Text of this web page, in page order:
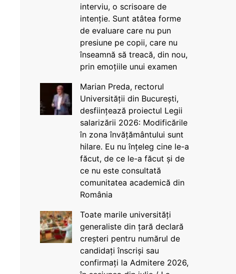
interviu, o scrisoare de
intenție. Sunt atâtea forme
de evaluare care nu pun
presiune pe copii, care nu
înseamnă să treacă, din nou,
prin emoțiile unui examen
Marian Preda, rectorul
Universității din București,
desființează proiectul Legii
salarizării 2026: Modificările
în zona învățământului sunt
hilare. Eu nu înțeleg cine le-a
făcut, de ce le-a făcut și de
ce nu este consultată
comunitatea academică din
România
Toate marile universități
generaliste din țară declară
creșteri pentru numărul de
candidați înscriși sau
confirmați la Admitere 2026,